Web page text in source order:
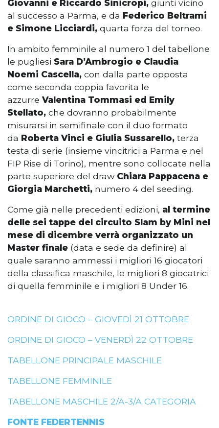
Giovanni e Riccardo Sinicropi, giunti vicino
al successo a Parma, e da Federico Beltrami
e Simone Licciardi, quarta forza del torneo.
In ambito femminile al numero 1 del tabellone
le pugliesi Sara D’Ambrogio e Claudia
Noemi Cascella, con dalla parte opposta
come seconda coppia favorita le
azzurre Valentina Tommasi ed Emily
Stellato, che dovranno probabilmente
misurarsi in semifinale con il duo formato
da Roberta Vinci e Giulia Sussarello, terza
testa di serie (insieme vincitrici a Parma e nel
FIP Rise di Torino), mentre sono collocate nella
parte superiore del draw Chiara Pappacena e
Giorgia Marchetti, numero 4 del seeding.
Come già nelle precedenti edizioni, al termine
delle sei tappe del circuito Slam by Mini nel
mese di dicembre verrà organizzato un
Master finale (data e sede da definire) al
quale saranno ammessi i migliori 16 giocatori
della classifica maschile, le migliori 8 giocatrici
di quella femminile e i migliori 8 Under 16.
ORDINE DI GIOCO – GIOVEDÌ 21 OTTOBRE
ORDINE DI GIOCO – VENERDÌ 22 OTTOBRE
TABELLONE PRINCIPALE MASCHILE
TABELLONE FEMMINILE
TABELLONE MASCHILE 2/A-3/A CATEGORIA
FONTE FEDERTENNIS